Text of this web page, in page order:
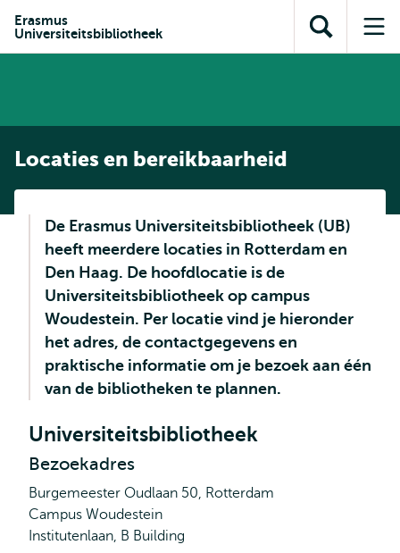
inhoud
Direct naar
subnavigatie
Erasmus
Universiteitsbibliotheek
Toon
zoekveld
Locaties en bereikbaarheid
De Erasmus Universiteitsbibliotheek (UB)
heeft meerdere locaties in Rotterdam en
Den Haag. De hoofdlocatie is de
Universiteitsbibliotheek op campus
Woudestein. Per locatie vind je hieronder
het adres, de contactgegevens en
praktische informatie om je bezoek aan één
van de bibliotheken te plannen.
Universiteitsbibliotheek
Bezoekadres
Burgemeester Oudlaan 50, Rotterdam
Campus Woudestein
Institutenlaan, B Building